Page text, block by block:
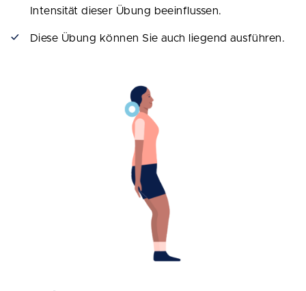
Intensität dieser Übung beeinflussen.
Diese Übung können Sie auch liegend ausführen.